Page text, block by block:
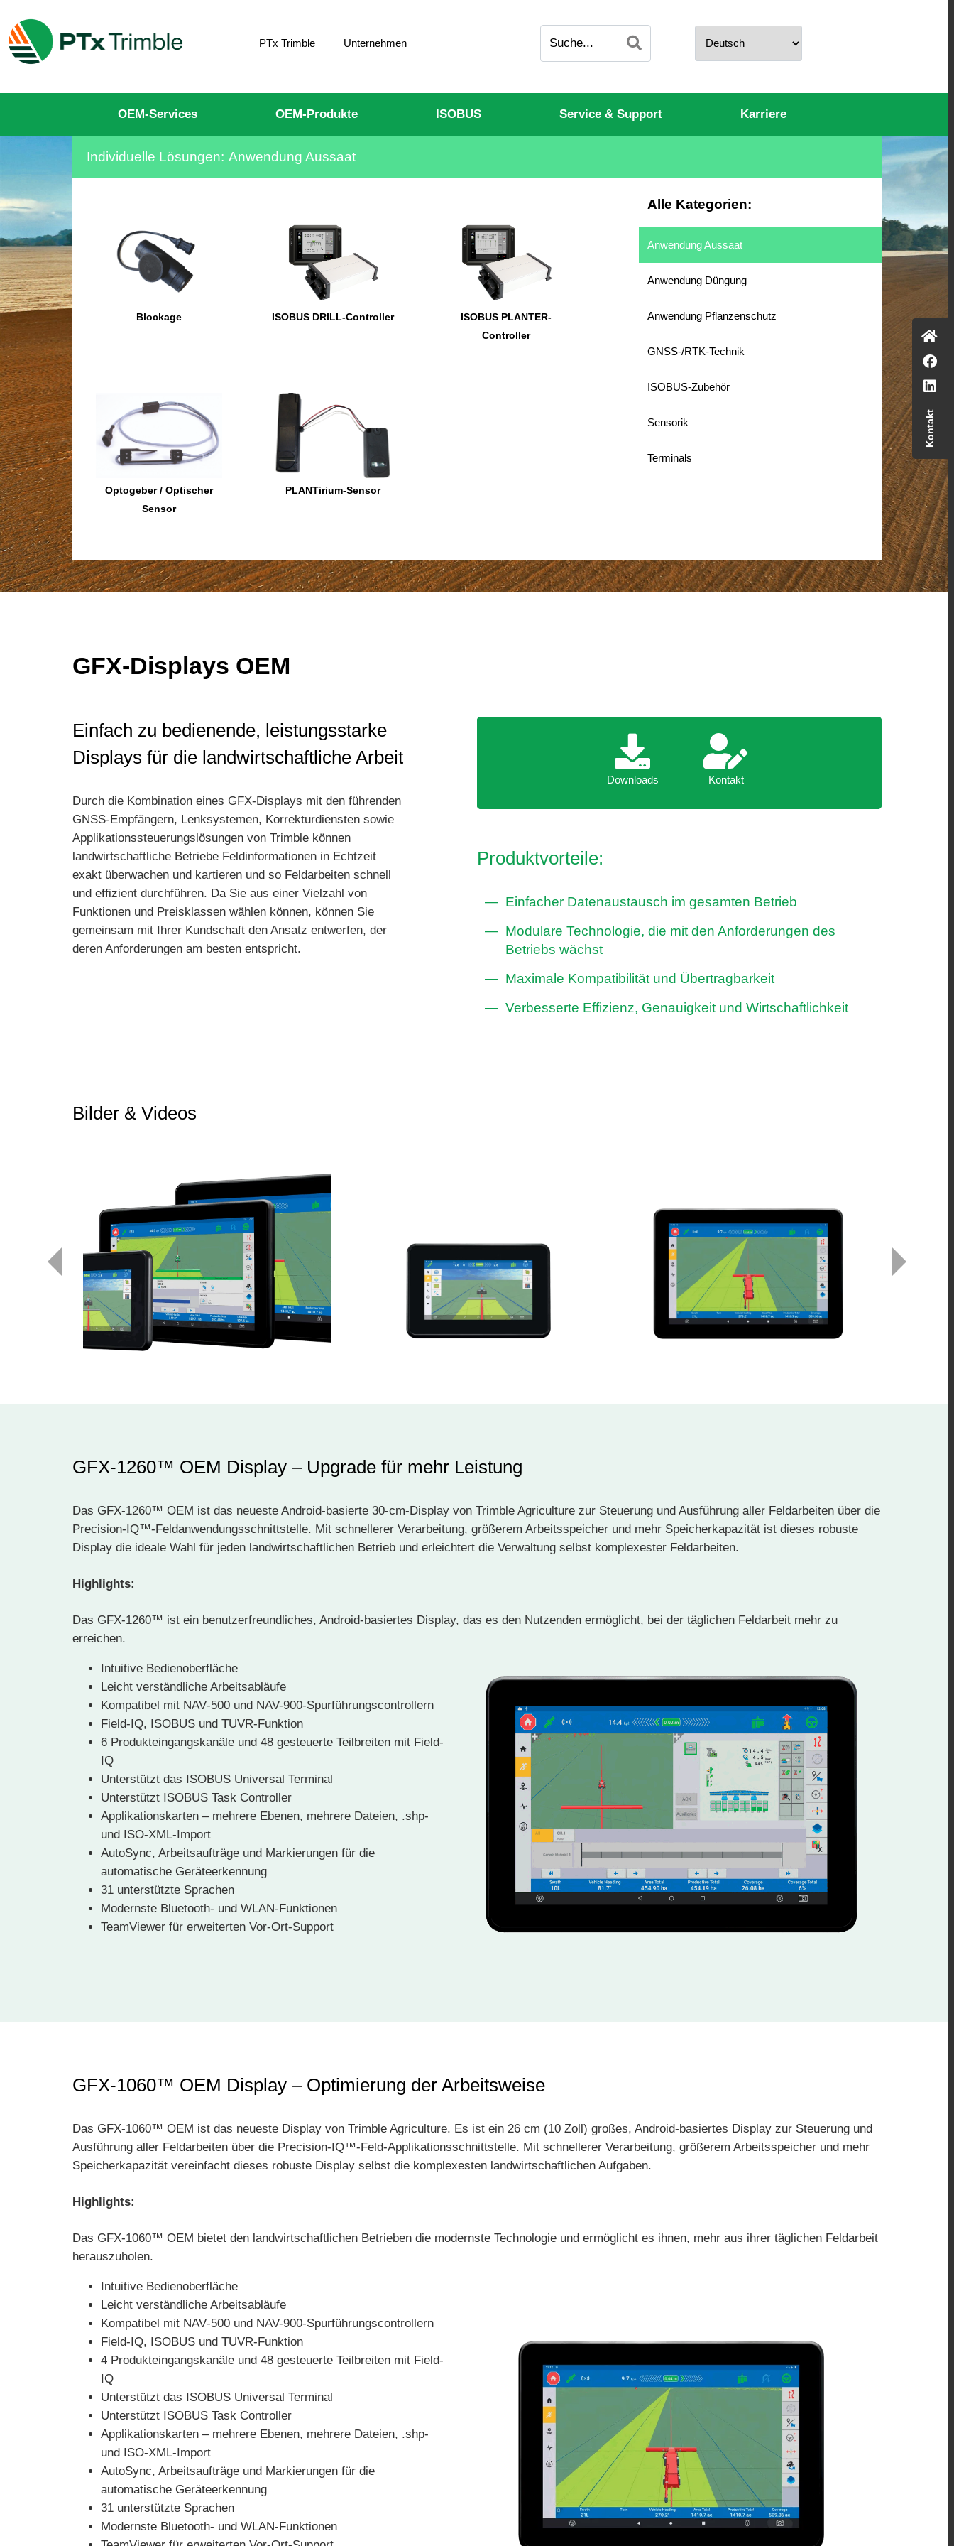
PTx Trimble Unternehmen
OEM-Services OEM-Produkte ISOBUS Service & Support Karriere
Individuelle Lösungen: Anwendung Aussaat
Blockage ISOBUS DRILL-Controller
ISOBUS PLANTER-
Controller
Optogeber / Optischer
Sensor
PLANTirium-Sensor
Alle Kategorien:
Anwendung Aussaat
Anwendung Düngung
Anwendung Pflanzenschutz
GNSS-/RTK-Technik
ISOBUS-Zubehör
Sensorik
Terminals
GFX-Displays OEM
Einfach zu bedienende, leistungsstarke
Displays für die landwirtschaftliche Arbeit
Durch die Kombination eines GFX-Displays mit den führenden
GNSS-Empfängern, Lenksystemen, Korrekturdiensten sowie
Applikationssteuerungslösungen von Trimble können
landwirtschaftliche Betriebe Feldinformationen in Echtzeit
exakt überwachen und kartieren und so Feldarbeiten schnell
und effizient durchführen. Da Sie aus einer Vielzahl von
Funktionen und Preisklassen wählen können, können Sie
gemeinsam mit Ihrer Kundschaft den Ansatz entwerfen, der
deren Anforderungen am besten entspricht.
Downloads Kontakt
Downloads Kontakt
Produktvorteile:
Einfacher Datenaustausch im gesamten Betrieb
Modulare Technologie, die mit den Anforderungen des
Betriebs wächst
Maximale Kompatibilität und Übertragbarkeit
Verbesserte Effizienz, Genauigkeit und Wirtschaftlichkeit
Bilder & Videos
GFX-1260™ OEM Display – Upgrade für mehr Leistung
Das GFX-1260™ OEM ist das neueste Android-basierte 30-cm-Display von Trimble Agriculture zur Steuerung und Ausführung aller Feldarbeiten über die
Precision-IQ™-Feldanwendungsschnittstelle. Mit schnellerer Verarbeitung, größerem Arbeitsspeicher und mehr Speicherkapazität ist dieses robuste
Display die ideale Wahl für jeden landwirtschaftlichen Betrieb und erleichtert die Verwaltung selbst komplexester Feldarbeiten.
Highlights:
Das GFX-1260™ ist ein benutzerfreundliches, Android-basiertes Display, das es den Nutzenden ermöglicht, bei der täglichen Feldarbeit mehr zu
erreichen.
Intuitive Bedienoberfläche
Leicht verständliche Arbeitsabläufe
Kompatibel mit NAV‑500 und NAV-900-Spurführungscontrollern
Field‑IQ, ISOBUS und TUVR-Funktion
6 Produkteingangskanäle und 48 gesteuerte Teilbreiten mit Field-
IQ
Unterstützt das ISOBUS Universal Terminal
Unterstützt ISOBUS Task Controller
Applikationskarten – mehrere Ebenen, mehrere Dateien, .shp-
und ISO-XML-Import
AutoSync, Arbeitsaufträge und Markierungen für die
automatische Geräteerkennung
31 unterstützte Sprachen
Modernste Bluetooth- und WLAN-Funktionen
TeamViewer für erweiterten Vor-Ort-Support
GFX-1060™ OEM Display – Optimierung der Arbeitsweise
Das GFX-1060™ OEM ist das neueste Display von Trimble Agriculture. Es ist ein 26 cm (10 Zoll) großes, Android-basiertes Display zur Steuerung und
Ausführung aller Feldarbeiten über die Precision-IQ™-Feld-Applikationsschnittstelle. Mit schnellerer Verarbeitung, größerem Arbeitsspeicher und mehr
Speicherkapazität vereinfacht dieses robuste Display selbst die komplexesten landwirtschaftlichen Aufgaben.
Highlights:
Das GFX-1060™ OEM bietet den landwirtschaftlichen Betrieben die modernste Technologie und ermöglicht es ihnen, mehr aus ihrer täglichen Feldarbeit
herauszuholen.
Intuitive Bedienoberfläche
Leicht verständliche Arbeitsabläufe
Kompatibel mit NAV‑500 und NAV-900-Spurführungscontrollern
Field‑IQ, ISOBUS und TUVR-Funktion
4 Produkteingangskanäle und 48 gesteuerte Teilbreiten mit Field-
IQ
Unterstützt das ISOBUS Universal Terminal
Unterstützt ISOBUS Task Controller
Applikationskarten – mehrere Ebenen, mehrere Dateien, .shp-
und ISO-XML-Import
AutoSync, Arbeitsaufträge und Markierungen für die
automatische Geräteerkennung
31 unterstützte Sprachen
Modernste Bluetooth- und WLAN-Funktionen
Kontakt